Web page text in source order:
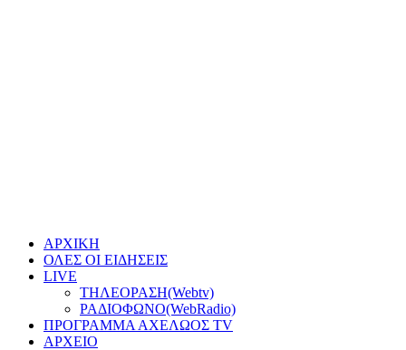
ΑΡΧΙΚΗ
ΟΛΕΣ ΟΙ ΕΙΔΗΣΕΙΣ
LIVE
ΤΗΛΕΟΡΑΣΗ(Webtv)
ΡΑΔΙΟΦΩΝΟ(WebRadio)
ΠΡΟΓΡΑΜΜΑ ΑΧΕΛΩΟΣ TV
ΑΡΧΕΙΟ